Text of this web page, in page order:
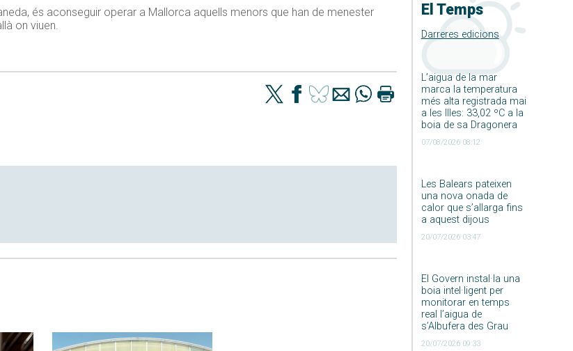
El Temps
Darreres edicions
L’aigua de la mar
marca la temperatura
més alta registrada mai
a les Illes: 33,02 ºC a la
boia de sa Dragonera
07/08/2026 08:12
Les Balears pateixen
una nova onada de
calor que s’allarga fins
a aquest dijous
20/07/2026 03:47
El Govern instal·la una
boia intel·ligent per
monitorar en temps
real l’aigua de
s’Albufera des Grau
20/07/2026 09:33
és aconseguir operar a Mallorca aquells menors que han de menester
on viuen.